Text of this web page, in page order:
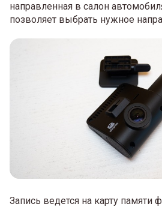
направленная в салон
позволяет выбрать нужное
Запись ведется на карту памяти